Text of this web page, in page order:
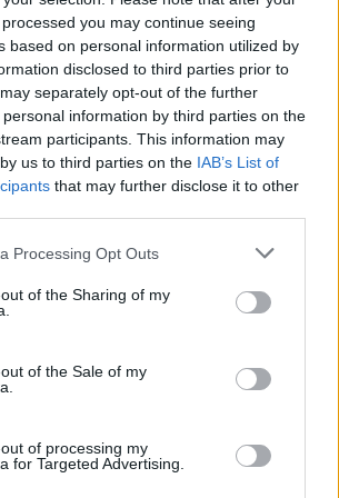
you may continue seeing
based on personal information utilized by
disclosed to third parties prior to
separately opt-out of the further
information by third parties on the
participants. This information may
us to third parties on the IAB’s List of
that may further disclose it to other
Processing Opt Outs
of the Sharing of my
of the Sale of my
of processing my
for Targeted Advertising.
vissuta elevata all’interno della
intelligente di TCL, composto da
lavatrici, frigoriferi e altro ancora, è
la vita quotidiana più facile, più sana e più
accessibile a tutti